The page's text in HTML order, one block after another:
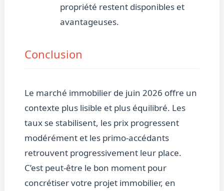
propriété restent disponibles et
avantageuses.
Conclusion
Le marché immobilier de juin 2026 offre un
contexte plus lisible et plus équilibré. Les
taux se stabilisent, les prix progressent
modérément et les primo-accédants
retrouvent progressivement leur place.
C’est peut-être le bon moment pour
concrétiser votre projet immobilier, en